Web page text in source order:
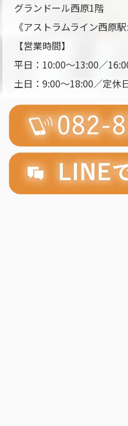
グランドール西原1階
《アストラムライン西原駅
【営業時間】
平日：10:00～13:00／
土日：9:00～18:00／定休